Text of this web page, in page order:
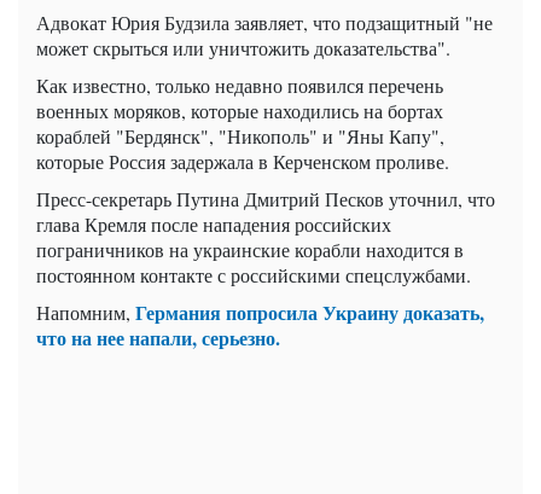
Адвокат Юрия Будзила заявляет, что подзащитный "не
может скрыться или уничтожить доказательства".
Как известно, только недавно появился перечень
военных моряков, которые находились на бортах
кораблей "Бердянск", "Никополь" и "Яны Капу",
которые Россия задержала в Керченском проливе.
Пресс-секретарь Путина Дмитрий Песков уточнил, что
глава Кремля после нападения российских
пограничников на украинские корабли находится в
постоянном контакте с российскими спецслужбами.
Напомним, Германия попросила Украину доказать,
что на нее напали, серьезно.